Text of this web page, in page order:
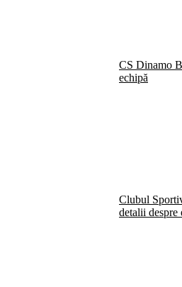
CS Dinamo
echipă
Clubul
detalii despre